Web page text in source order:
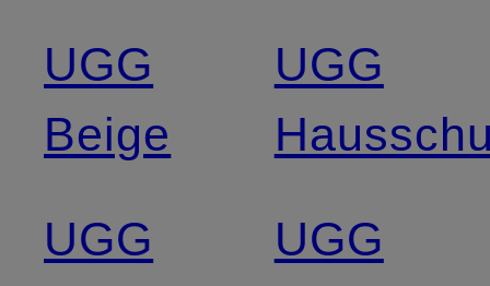
UGG
Beige
UGG
UGG
UGG